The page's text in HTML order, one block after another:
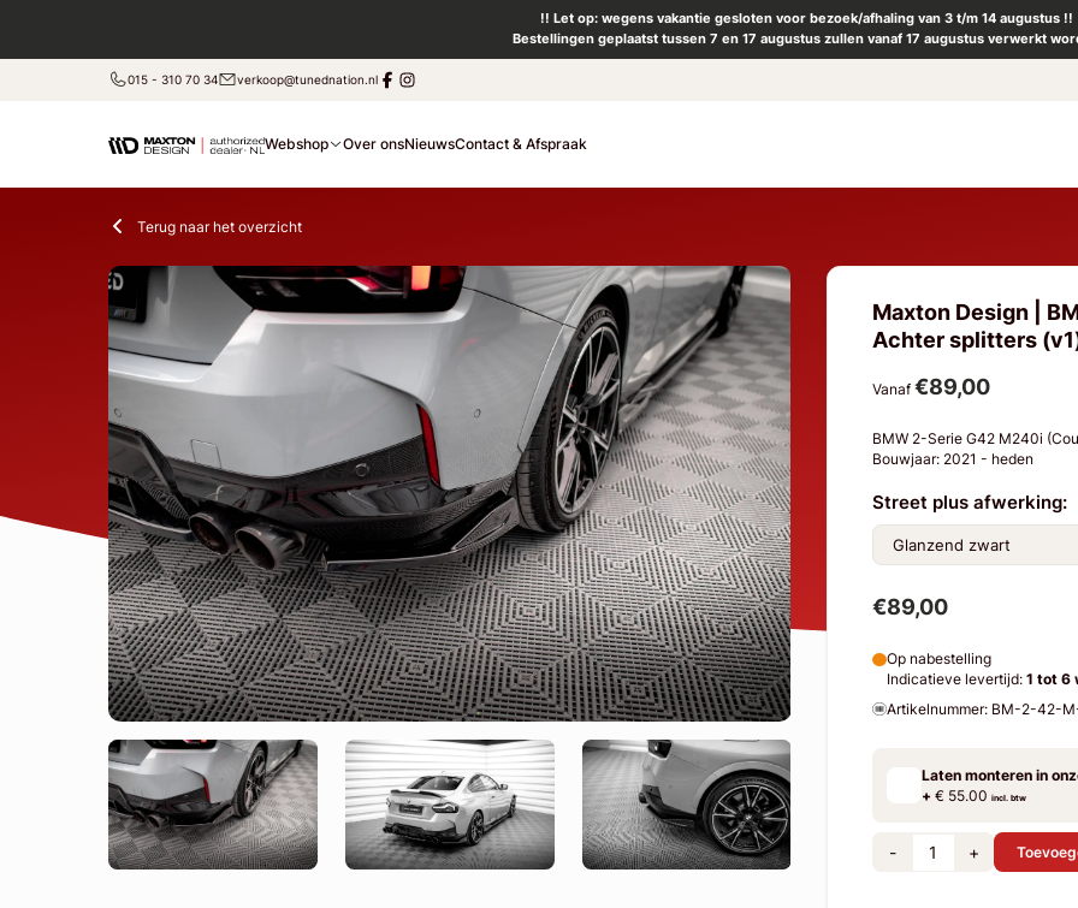
!! Let op: wegens vakantie gesloten voor bezoek/afhaling van 3 t/m 14 augustus !!
Bestellingen geplaatst tussen 7 en 17 augustus zullen vanaf 17 augustus verwerkt
015 - 310 70 34 verkoop@tunednation.nl
Webshop Over onsNieuwsContact & Afspraak
Terug naar het overzicht
Maxton Design |
Achter splitters
Vanaf €89,00
BMW 2-Serie G42 M240i
Bouwjaar: 2021 - heden
Street plus afwerking:
€89,00
Op nabestelling
Indicatieve levertijd: 1 tot 6
Artikelnummer: BM-2-42-
Laten monteren in
+€ 55.00 incl. btw
- +